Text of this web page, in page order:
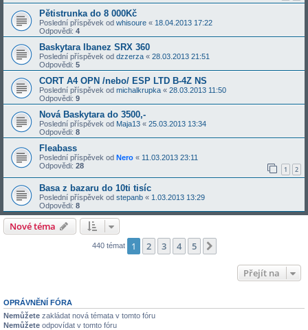
Pětistrunka do 8 000Kč
Poslední příspěvek od whisoure « 18.04.2013 17:22
Odpovědi: 4
Baskytara Ibanez SRX 360
Poslední příspěvek od dzzerza « 28.03.2013 21:51
Odpovědi: 5
CORT A4 OPN /nebo/ ESP LTD B-4Z NS
Poslední příspěvek od michalkrupka « 28.03.2013 11:50
Odpovědi: 9
Nová Baskytara do 3500,-
Poslední příspěvek od Maja13 « 25.03.2013 13:34
Odpovědi: 8
Fleabass
Poslední příspěvek od Nero « 11.03.2013 23:11
Odpovědi: 28 1 2
Basa z bazaru do 10ti tisíc
Poslední příspěvek od stepanb « 1.03.2013 13:29
Odpovědi: 8
Nové téma
440 témat 1 2 3 4 5
Přejít na
OPRÁVNĚNÍ FÓRA
Nemůžete zakládat nová témata v tomto fóru
Nemůžete odpovídat v tomto fóru